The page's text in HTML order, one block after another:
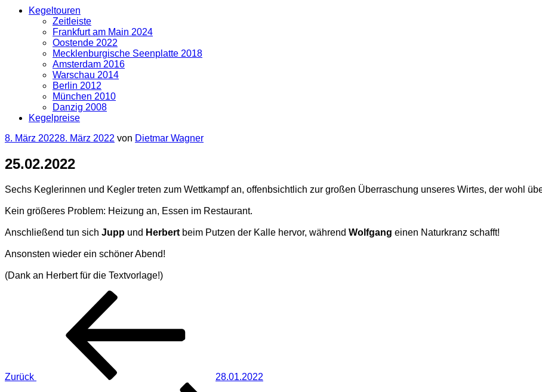
Kegeltouren
Zeitleiste
Frankfurt am Main 2024
Oostende 2022
Mecklenburgische Seenplatte 2018
Amsterdam 2016
Warschau 2014
Berlin 2012
München 2010
Danzig 2008
Kegelpreise
Veröffentlicht
8. März 20228. März 2022 von Dietmar Wagner
25.02.2022
Sechs Keglerinnen und Kegler treten zum Wettkampf an, offenbsichtlich zur großen Überraschung unseres Wirtes, der wohl
Kein größeres Problem: Heizung an, Essen im Restaurant.
Anschließend tun sich Jupp und Herbert beim Putzen der Kalle hervor, während Wolfgang einen Naturkranz schafft!
Ansonsten wieder ein schöner Abend!
(Dank an Herbert für die Textvorlage!)
Beitragsnavigation
Zurück
28.01.2022